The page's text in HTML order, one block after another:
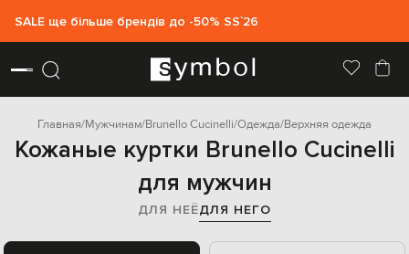
SALE ще більше брендів до -50% SS`26
Главная Мужчинам Brunello Cucinelli Одежда Верхняя одежда
Кожаные куртки Brunello Cucinelli
для мужчин
ДЛЯ НЕЁДЛЯ НЕГО